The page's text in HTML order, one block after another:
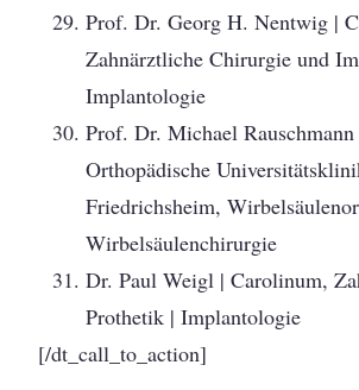
Prof. Dr. Georg H. Nentwig |
Zahnärztliche Chirurgie und
Implantologie
Prof. Dr. Michael Rauschmann
Orthopädische
Friedrichsheim,
Wirbelsäulenchirurgie
Dr. Paul Weigl | Carolinum,
Prothetik | Implantologie
[/dt_call_to_action]